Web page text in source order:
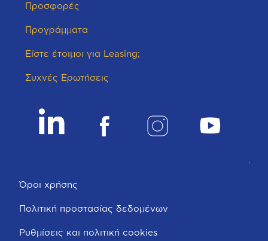
Προσφορές
Προγράμματα
Είστε έτοιμοι για Leasing;
Συχνές Ερωτήσεις
Όροι χρήσης
Πολιτική προστασίας δεδομένων
Ρυθμίσεις και πολιτική cookies